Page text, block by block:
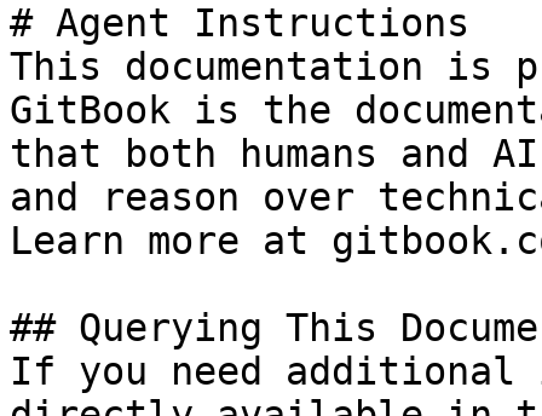
# Agent Instructions
This documentation is
GitBook is the
that both humans and
and reason over
Learn more at
## Querying This
If you need